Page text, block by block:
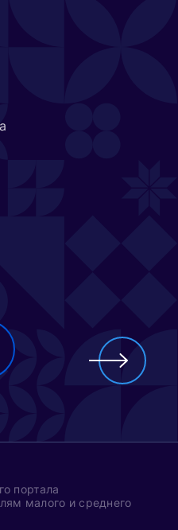
портала
малого и среднего